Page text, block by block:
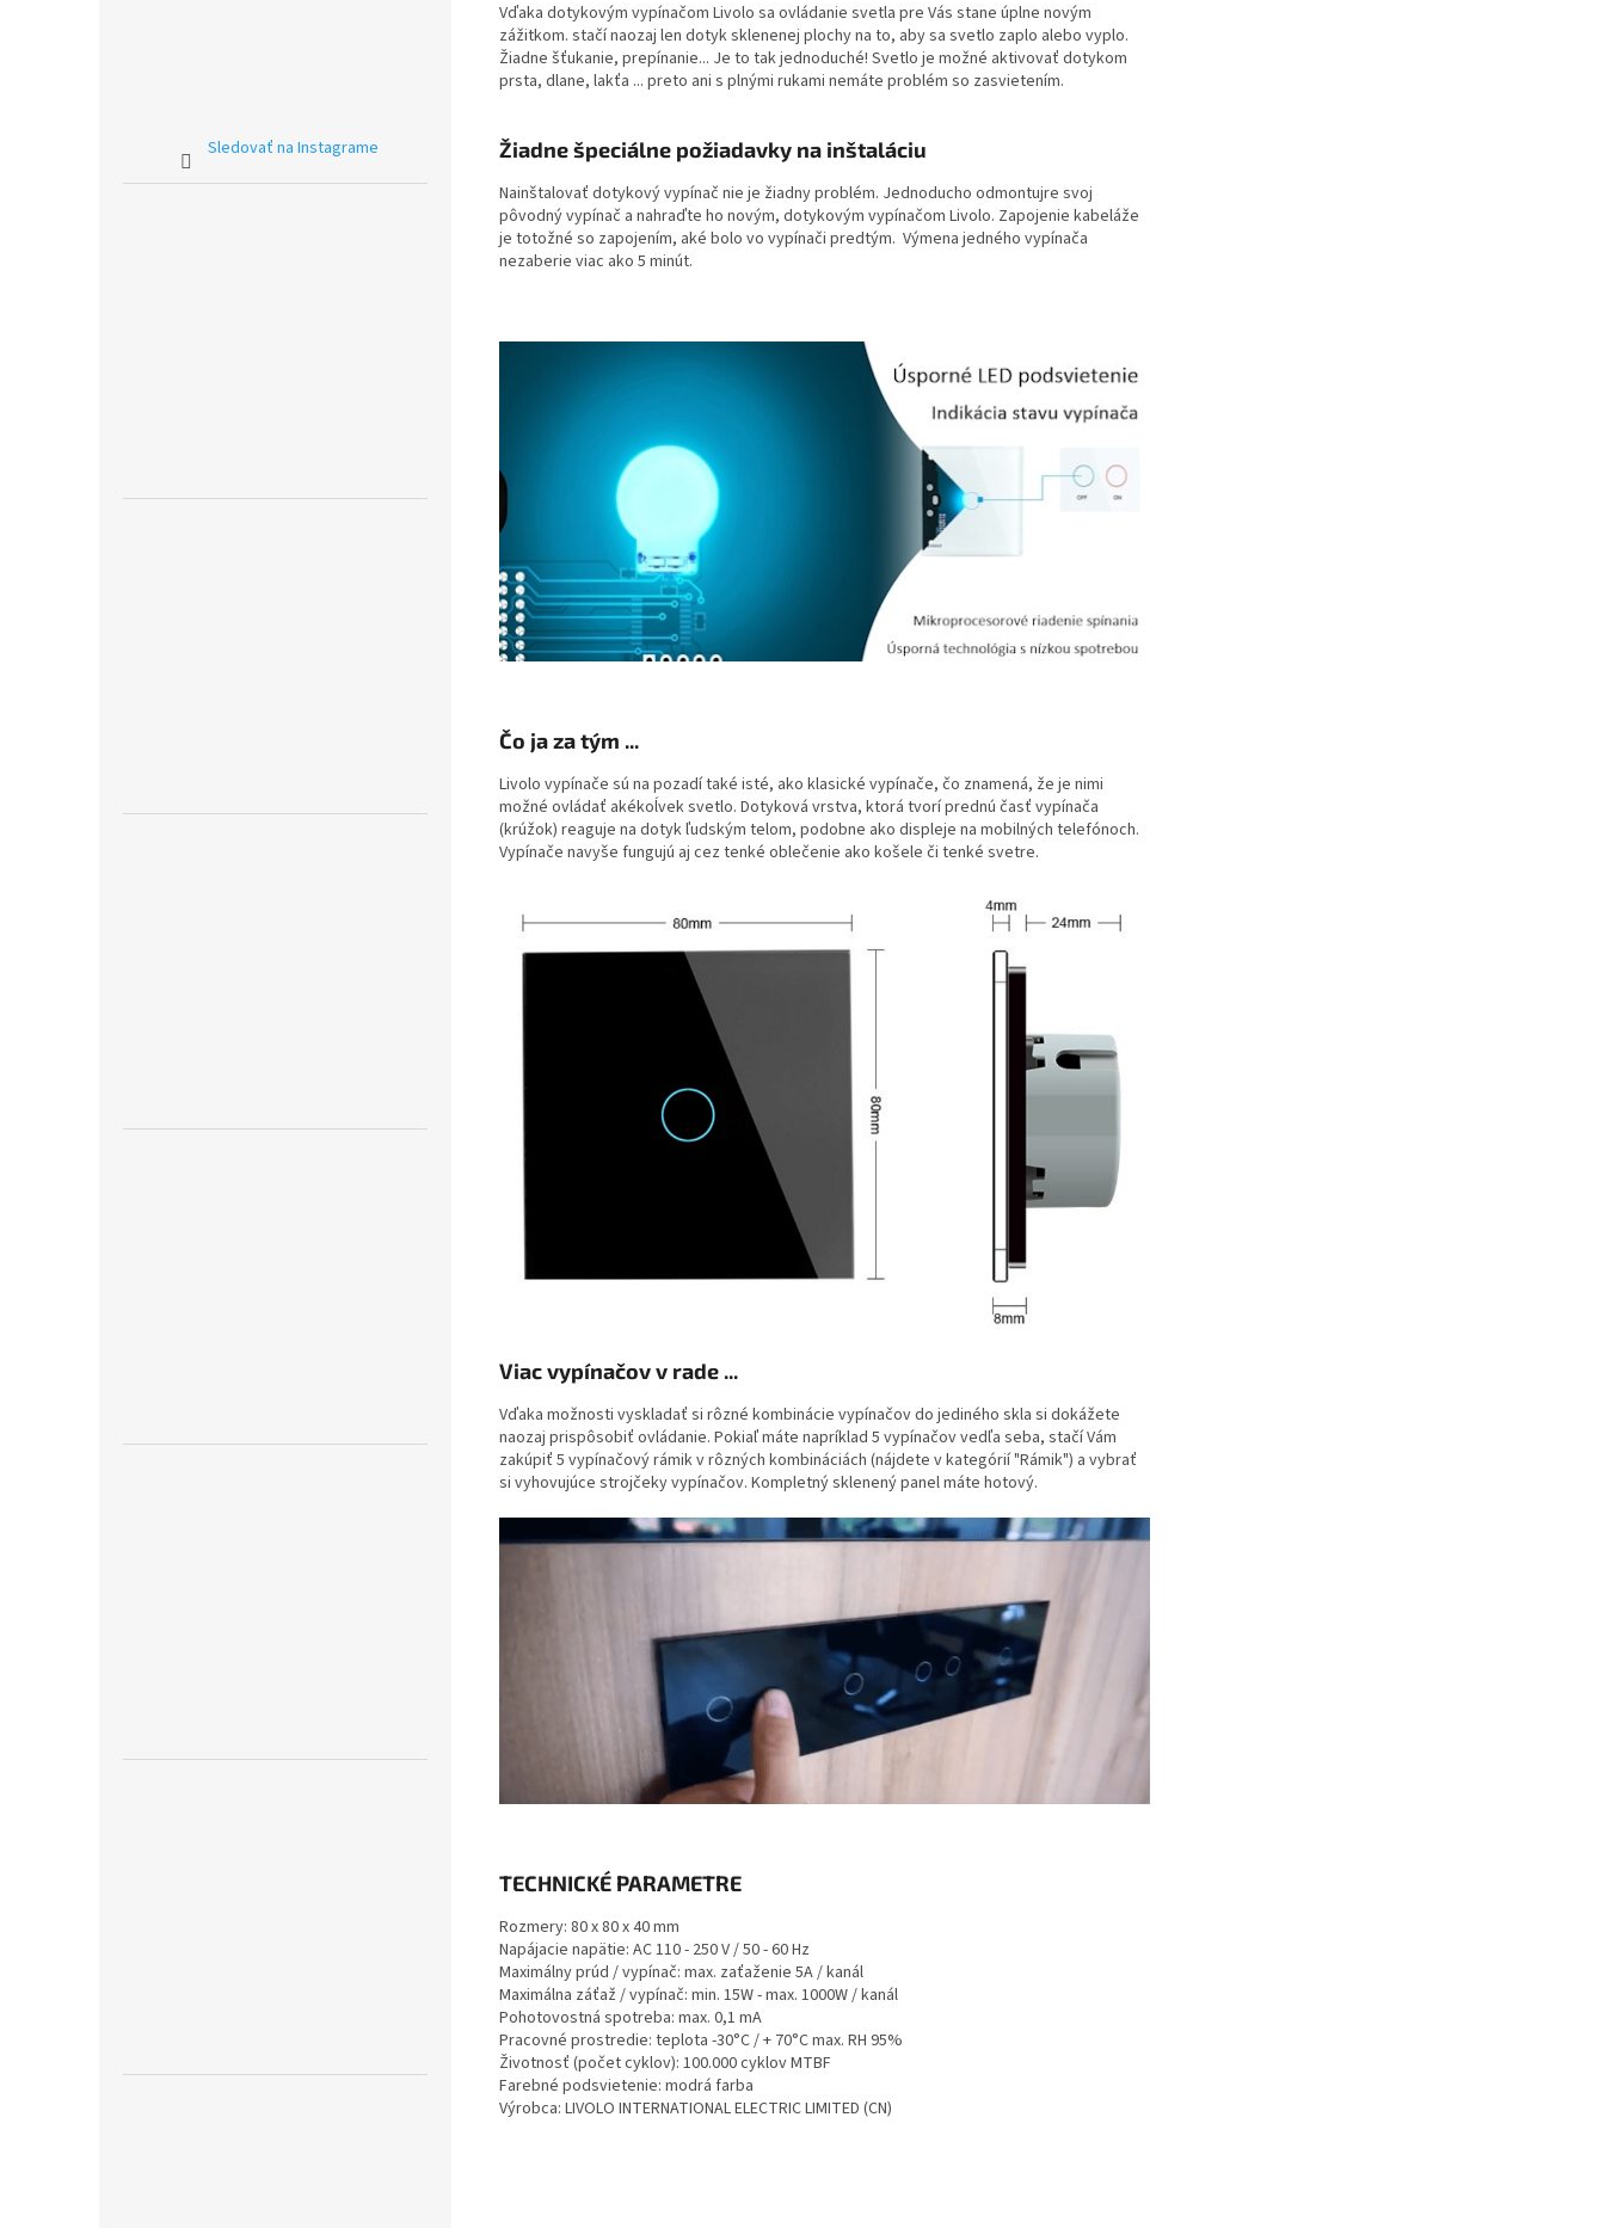
Sledovať na Instagrame
Vďaka dotykovým vypínačom Livolo sa ovládanie svetla pre Vás stane úplne novým
zážitkom. stačí naozaj len dotyk sklenenej plochy na to, aby sa svetlo zaplo alebo vyplo.
Žiadne šťukanie, prepínanie... Je to tak jednoduché! Svetlo je možné aktivovať dotykom
prsta, dlane, lakťa ... preto ani s plnými rukami nemáte problém so zasvietením.
Žiadne špeciálne požiadavky na inštaláciu
Nainštalovať dotykový vypínač nie je žiadny problém. Jednoducho odmontujre svoj
pôvodný vypínač a nahraďte ho novým, dotykovým vypínačom Livolo. Zapojenie kabeláže
je totožné so zapojením, aké bolo vo vypínači predtým. Výmena jedného vypínača
nezaberie viac ako 5 minút.
Čo ja za tým ...
Livolo vypínače sú na pozadí také isté, ako klasické vypínače, čo znamená, že je nimi
možné ovládať akékoĺvek svetlo. Dotyková vrstva, ktorá tvorí prednú časť vypínača
(krúžok) reaguje na dotyk ľudským telom, podobne ako displeje na mobilných telefónoch.
Vypínače navyše fungujú aj cez tenké oblečenie ako košele či tenké svetre.
Viac vypínačov v rade ...
Vďaka možnosti vyskladať si rôzné kombinácie vypínačov do jediného skla si dokážete
naozaj prispôsobiť ovládanie. Pokiaľ máte napríklad 5 vypínačov vedľa seba, stačí Vám
zakúpiť 5 vypínačový rámik v rôzných kombináciách (nájdete v kategórií "Rámik") a vybrať
si vyhovujúce strojčeky vypínačov. Kompletný sklenený panel máte hotový.
TECHNICKÉ PARAMETRE
Rozmery: 80 x 80 x 40 mm
Napájacie napätie: AC 110 - 250 V / 50 - 60 Hz
Maximálny prúd / vypínač: max. zaťaženie 5A / kanál
Maximálna záťaž / vypínač: min. 15W - max. 1000W / kanál
Pohotovostná spotreba: max. 0,1 mA
Pracovné prostredie: teplota -30°C / + 70°C max. RH 95%
Životnosť (počet cyklov): 100.000 cyklov MTBF
Farebné podsvietenie: modrá farba
Výrobca: LIVOLO INTERNATIONAL ELECTRIC LIMITED (CN)